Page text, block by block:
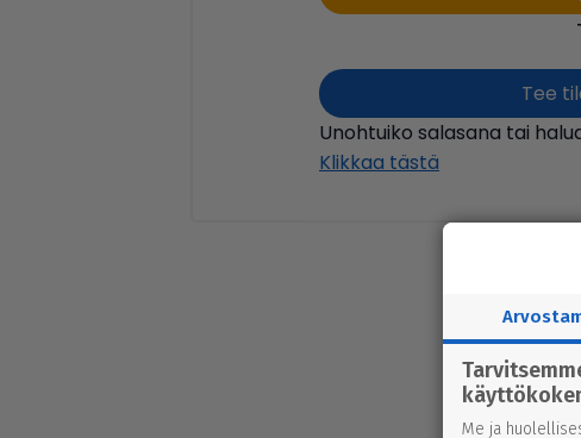
Tee
Unohtuiko salasana tai
Klikkaa tästä
Me ja